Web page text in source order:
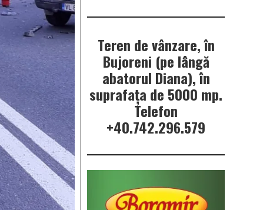
Teren de vânzare, în
Bujoreni (pe lângă
abatorul Diana), în
suprafața de 5000 mp.
Telefon
+40.742.296.579